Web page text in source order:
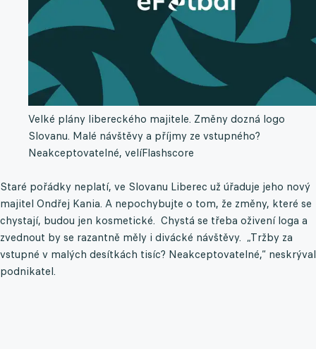
Velké plány libereckého majitele. Změny dozná logo
Slovanu. Malé návštěvy a příjmy ze vstupného?
Neakceptovatelné, velíFlashscore
Staré pořádky neplatí, ve Slovanu Liberec už úřaduje jeho nový
majitel Ondřej Kania. A nepochybujte o tom, že změny, které se
chystají, budou jen kosmetické. Chystá se třeba oživení loga a
zvednout by se razantně měly i divácké návštěvy. „Tržby za
vstupné v malých desítkách tisíc? Neakceptovatelné,“ neskrýval
podnikatel.